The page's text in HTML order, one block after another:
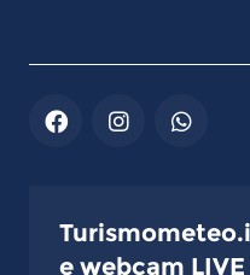
e webcam LIVE